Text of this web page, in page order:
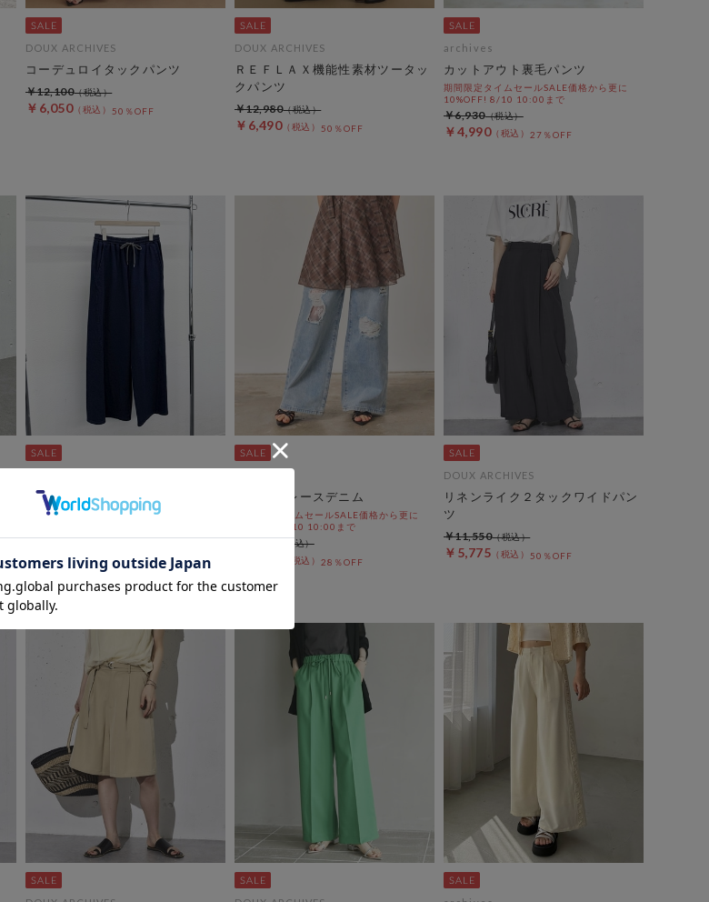
DOUX ARCHIVES
コーデュロイタックパンツ
￥6,050 50％OFF
￥12,100
DOUX ARCHIVES
ＲＥＦＬＡＸ機能性素材ツータッ
クパンツ
￥6,490 50％OFF
￥12,980
archives
カットアウト裏毛パンツ
期間限定タイムセールSALE価格から更に
10%OFF! 8/10 10:00まで
￥4,990 27％OFF
￥6,930
イージーワイドパンツ
￥8,800 50％OFF
￥17,600
ダメージレースデニム
期間限定タイムセールSALE価格から更に
10%OFF! 8/10 10:00まで
28％OFF
￥7,920
DOUX ARCHIVES
リネンライク２タックワイドパン
ツ
￥5,775 50％OFF
￥11,550